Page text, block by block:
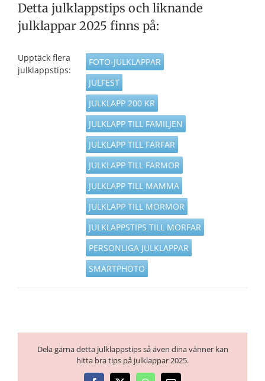
Detta julklappstips och liknande
julklappar 2025 finns på:
Upptäck flera
julklappstips:
FOTO-JULKLAPPAR
JULFEST
JULKLAPP 200 KR
JULKLAPP TILL FAMILJEN
JULKLAPP TILL FARFAR
JULKLAPP TILL FARMOR
JULKLAPP TILL MAMMA
JULKLAPP TILL MORMOR
JULKLAPPSTIPS TILL MORFAR
PERSONLIGA JULKLAPPAR
SMARTPHOTO
Dela gärna detta julklappstips så även dina vänner kan
hitta bra tips på julklappar 2025.